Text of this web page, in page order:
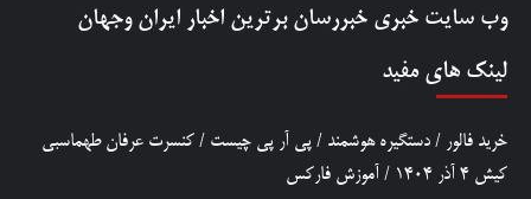
وب سایت خبری خبررسان برترین اخبار ایران وجهان
لینک های مفید
خرید فالور / دستگیره هوشمند / پی آر پی چیست / کنسرت عرفان طهماسبی
کیش 4 آذر 1404
/ آموزش فارکس